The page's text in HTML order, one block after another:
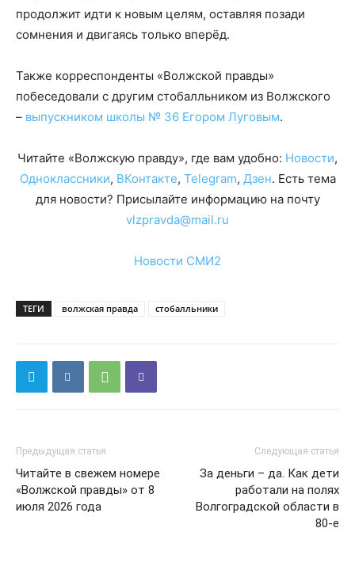
продолжит идти к новым целям, оставляя позади
сомнения и двигаясь только вперёд.
Также корреспонденты «Волжской правды»
побеседовали с другим стобалльником из Волжского
– выпускником школы № 36 Егором Луговым.
Читайте «Волжскую правду», где вам удобно: Новости,
Одноклассники, ВКонтакте, Telegram, Дзен. Есть тема
для новости? Присылайте информацию на почту
vlzpravda@mail.ru
Новости СМИ2
ТЕГИ волжская правда стобалльники
Предыдущая статья
Читайте в свежем номере
«Волжской правды» от 8
июля 2026 года
Следующая статья
За деньги – да. Как дети
работали на полях
Волгоградской области в
80-е